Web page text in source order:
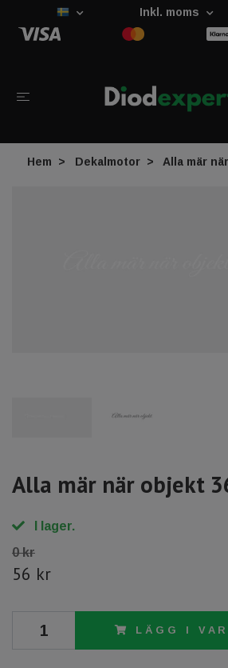
Inkl. moms
Hem Dekalmotor Alla mär
Alla mär när objekt
I lager.
0 kr
56 kr
LÄGG I